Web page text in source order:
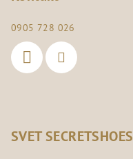
0905 728 026
SVET SECRETSHOES